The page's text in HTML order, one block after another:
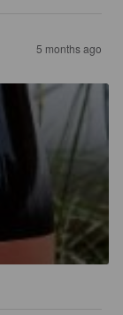
5 months ago